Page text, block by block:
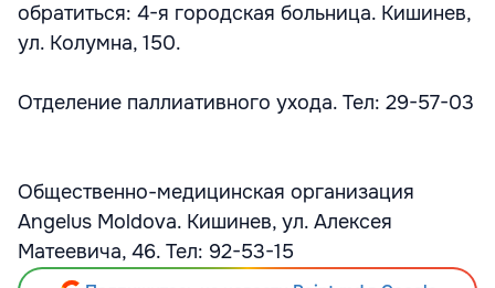
обратиться: 4-я городская больница. Кишинев,
ул. Колумна, 150.
Отделение паллиативного ухода. Тел: 29-57-03
Общественно-медицинская организация
Angelus Moldova. Кишинев, ул. Алексея
Матеевича, 46. Тел: 92-53-15